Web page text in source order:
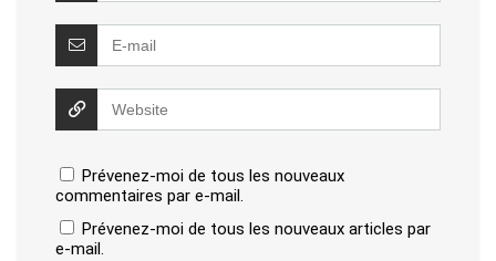
Prévenez-moi de tous les nouveaux
commentaires par e-mail.
Prévenez-moi de tous les nouveaux articles par
e-mail.